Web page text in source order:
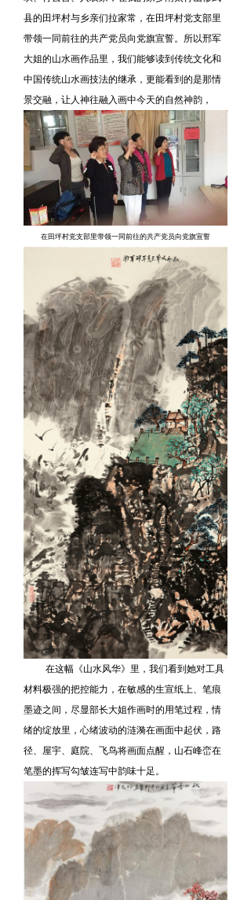
县的田坪村与乡亲们拉家常，在田坪村党支部里
带领一同前往的共产党员向党旗宣誓。所以邢军
大姐的山水画作品里，我们能够读到传统文化和
中国传统山水画技法的继承，更能看到的是那情
景交融，让人神往融入画中今天的自然神韵，
在田坪村党支部里带领一同前往的共产党员向党旗宣誓
在这幅《山水风华》里，我们看到她对工具
材料极强的把控能力，在敏感的生宣纸上、笔痕
墨迹之间，尽显部长大姐作画时的用笔过程，情
绪的绽放里，心绪波动的涟漪在画面中起伏，路
径、屋宇、庭院、飞鸟将画面点醒，山石峰峦在
笔墨的挥写勾皱连写中韵味十足。